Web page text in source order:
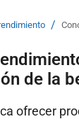
/
de la
ofrecer